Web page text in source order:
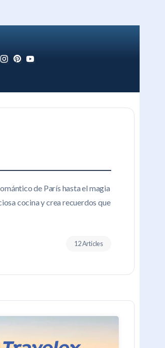
de París hasta el magia
cocina y crea recuerdos que
12 Articles